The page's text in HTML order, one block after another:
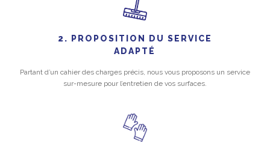
2. PROPOSITION DU SERVICE
ADAPTÉ
Partant d’un cahier des charges précis, nous vous proposons un service
sur-mesure pour l’entretien de vos surfaces.